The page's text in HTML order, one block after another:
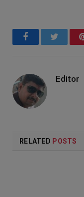
FacebookTwitter
Editor
RELATED POSTS